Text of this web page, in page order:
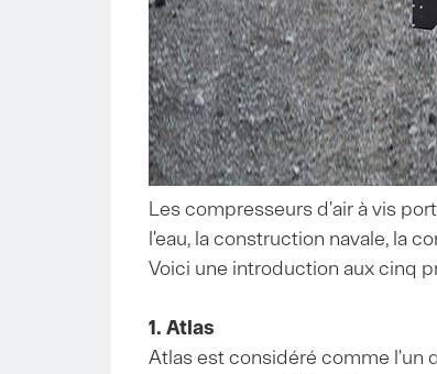
Les compresseurs d'air à vis
l'eau, la construction navale, la
Voici une introduction aux cinq
1. Atlas
Atlas est considéré comme l'un